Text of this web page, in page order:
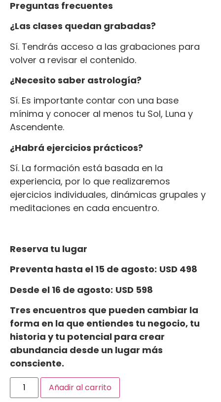
Preguntas frecuentes
¿Las clases quedan grabadas?
Sí. Tendrás acceso a las grabaciones para
volver a revisar el contenido.
¿Necesito saber astrología?
Sí. Es importante contar con una base
mínima y conocer al menos tu Sol, Luna y
Ascendente.
¿Habrá ejercicios prácticos?
Sí. La formación está basada en la
experiencia, por lo que realizaremos
ejercicios individuales, dinámicas grupales y
meditaciones en cada encuentro.
Reserva tu lugar
Preventa hasta el 15 de agosto: USD 498
Desde el 16 de agosto: USD 598
Tres encuentros que pueden cambiar la
forma en la que entiendes tu negocio, tu
historia y tu potencial para crear
abundancia desde un lugar más
consciente.
Añadir al carrito